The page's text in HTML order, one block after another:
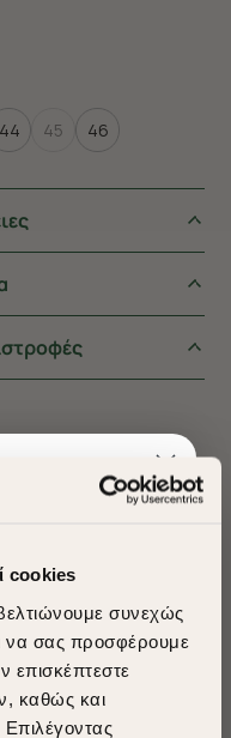
cookies
συνεχώς
να σας προσφέρουμε
επισκέπτεστε
καθώς και
44 45 46